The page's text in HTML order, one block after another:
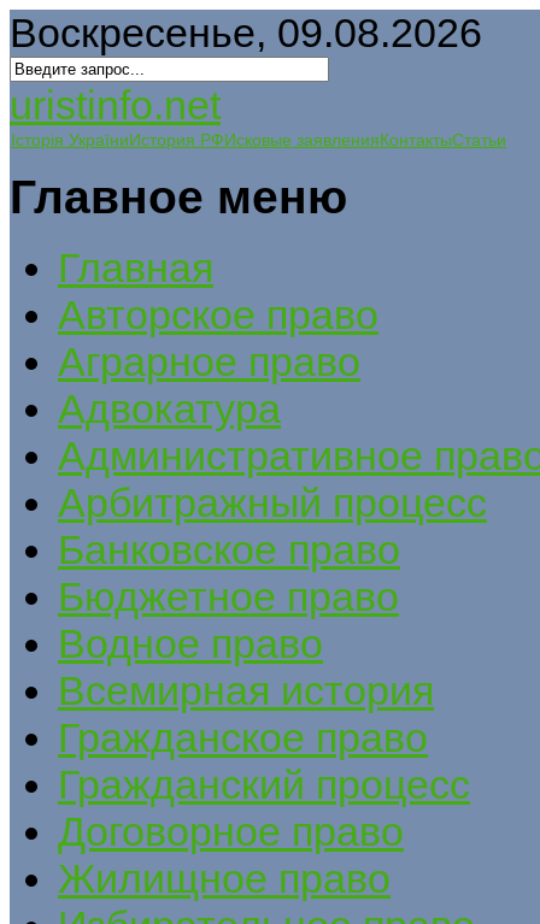
Воскресенье, 09.08.2026
uristinfo.net
Історія УкраїниИстория РФИсковые заявленияКонтактыСтатьи
Главное меню
Главная
Авторское право
Аграрное право
Адвокатура
Административное
Арбитражный процесс
Банковское право
Бюджетное право
Водное право
Всемирная история
Гражданское право
Гражданский процесс
Договорное право
Жилищное право